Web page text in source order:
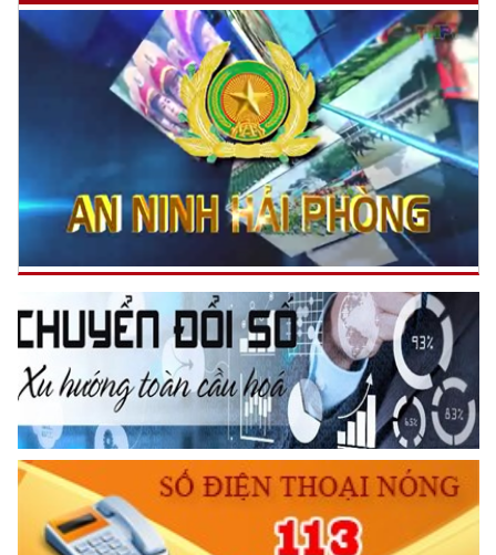
Đối với đồng sự, phải
THÂN ÁI GIÚP ĐỠ
Đối với chính phủ, phải
TUYỆT ĐỐI TRUNG THÀNH
Đối với nhân dân, phải
KÍNH TRỌNG LỄ PHÉP
Đối với công việc, phải
TẬN TỤY
Đối với địch, phải
CƯƠNG QUYẾT, KHÔN KHÉO
Trích thư Chủ tịch Hồ Chí Minh
gửi Công an Khu XII,
ngày 11 tháng 3 năm 1948.